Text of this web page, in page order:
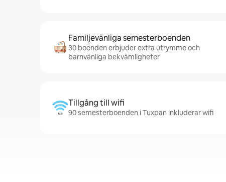
Familjevänliga semesterboenden
30 boenden erbjuder extra utrymme och
barnvänliga bekvämligheter
Tillgång till wifi
90 semesterboenden i Tuxpan inkluderar wifi